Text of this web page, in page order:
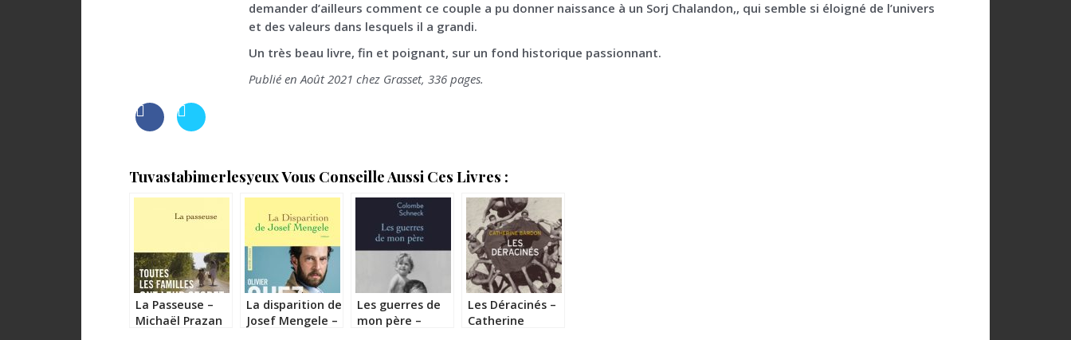
demander d’ailleurs comment ce couple a pu donner naissance à un Sorj Chalandon,, qui semble si éloigné de l’univers
et des valeurs dans lesquels il a grandi.
Un très beau livre, fin et poignant, sur un fond historique passionnant.
Publié en Août 2021 chez Grasset, 336 pages.
Tuvastabimerlesyeux Vous Conseille Aussi Ces Livres :
La Passeuse –
Michaël Prazan
La disparition de
Josef Mengele –
Les guerres de
mon père –
Les Déracinés –
Catherine